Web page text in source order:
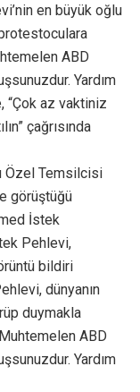
en büyük oğlu
ABD
Yardım
“Çok az vaktiniz
çağrısında
Özel Temsilcisi
görüştüğü
İstek
Pehlevi,
bildiri
dünyanın
duymakla
ABD
Yardım